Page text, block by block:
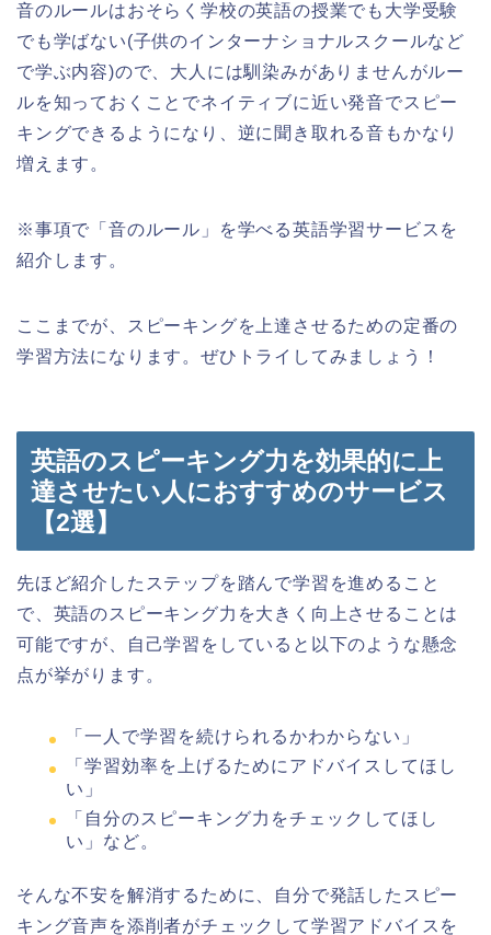
音のルールはおそらく学校の英語の授業でも大学受験
でも学ばない(子供のインターナショナルスクールなど
で学ぶ内容)ので、大人には馴染みがありませんがルー
ルを知っておくことでネイティブに近い発音でスピー
キングできるようになり、逆に聞き取れる音もかなり
増えます。
※事項で「音のルール」を学べる英語学習サービスを
紹介します。
ここまでが、スピーキングを上達させるための定番の
学習方法になります。ぜひトライしてみましょう！
英語のスピーキング力を効果的に上
達させたい人におすすめのサービス
【2選】
先ほど紹介したステップを踏んで学習を進めること
で、英語のスピーキング力を大きく向上させることは
可能ですが、自己学習をしていると以下のような懸念
点が挙がります。
「一人で学習を続けられるかわからない」
「学習効率を上げるためにアドバイスしてほし
い」
「自分のスピーキング力をチェックしてほし
い」など。
そんな不安を解消するために、自分で発話したスピー
キング音声を添削者がチェックして学習アドバイスを